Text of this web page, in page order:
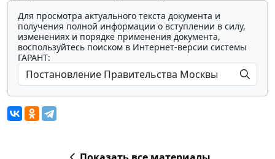
Для просмотра актуального текста документа и
получения полной информации о вступлении в силу,
изменениях и порядке применения документа,
воспользуйтесь поиском в Интернет-версии системы
ГАРАНТ: